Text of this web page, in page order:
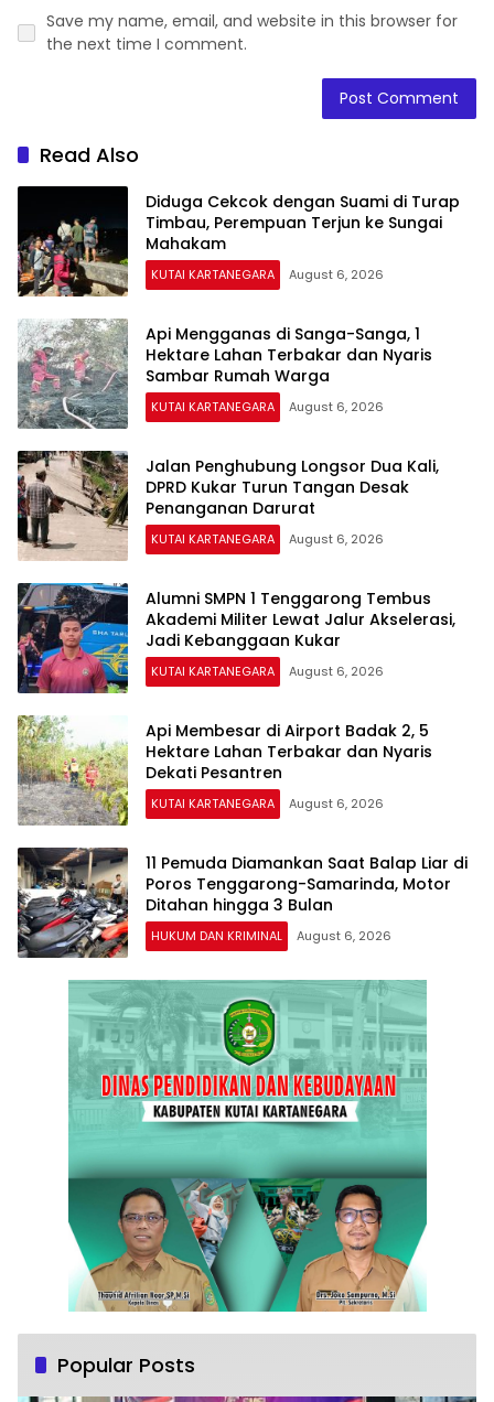
Save my name, email, and website in this browser for
the next time I comment.
Read Also
Diduga Cekcok dengan Suami di Turap
Timbau, Perempuan Terjun ke Sungai
Mahakam
KUTAI KARTANEGARA August 6, 2026
Api Mengganas di Sanga-Sanga, 1
Hektare Lahan Terbakar dan Nyaris
Sambar Rumah Warga
KUTAI KARTANEGARA August 6, 2026
Jalan Penghubung Longsor Dua Kali,
DPRD Kukar Turun Tangan Desak
Penanganan Darurat
KUTAI KARTANEGARA August 6, 2026
Alumni SMPN 1 Tenggarong Tembus
Akademi Militer Lewat Jalur Akselerasi,
Jadi Kebanggaan Kukar
KUTAI KARTANEGARA August 6, 2026
Api Membesar di Airport Badak 2, 5
Hektare Lahan Terbakar dan Nyaris
Dekati Pesantren
KUTAI KARTANEGARA August 6, 2026
11 Pemuda Diamankan Saat Balap Liar di
Poros Tenggarong-Samarinda, Motor
Ditahan hingga 3 Bulan
HUKUM DAN KRIMINAL August 6, 2026
Popular Posts